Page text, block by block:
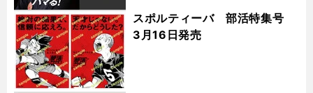
スポルティーバ 部活特集号
3月16日発売